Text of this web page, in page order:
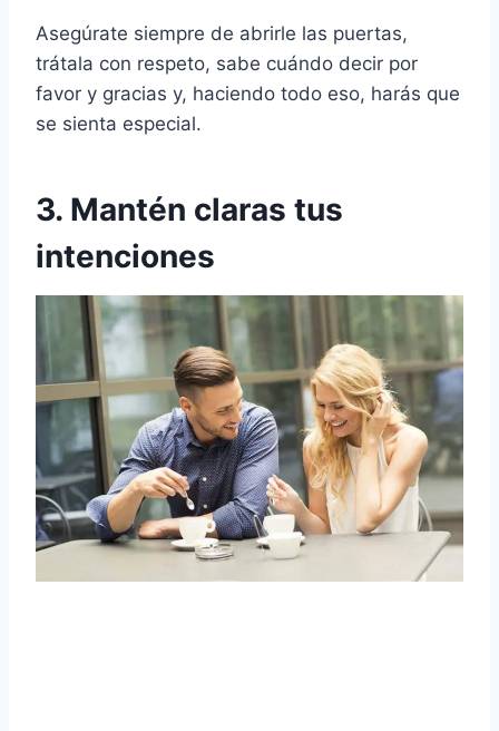
Asegúrate siempre de abrirle las puertas,
trátala con respeto, sabe cuándo decir por
favor y gracias y, haciendo todo eso, harás que
se sienta especial.
3. Mantén claras tus
intenciones